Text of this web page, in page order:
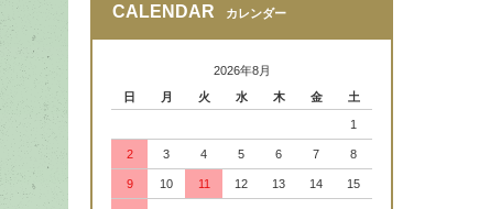
CALENDAR カレンダー
2026年8月
日
月 火 水 木 金 土
1
2 3 4 5 6 7 8
9 10 11 12 13 14 15